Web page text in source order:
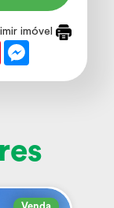
imóvel
PinterestMessenger
Venda